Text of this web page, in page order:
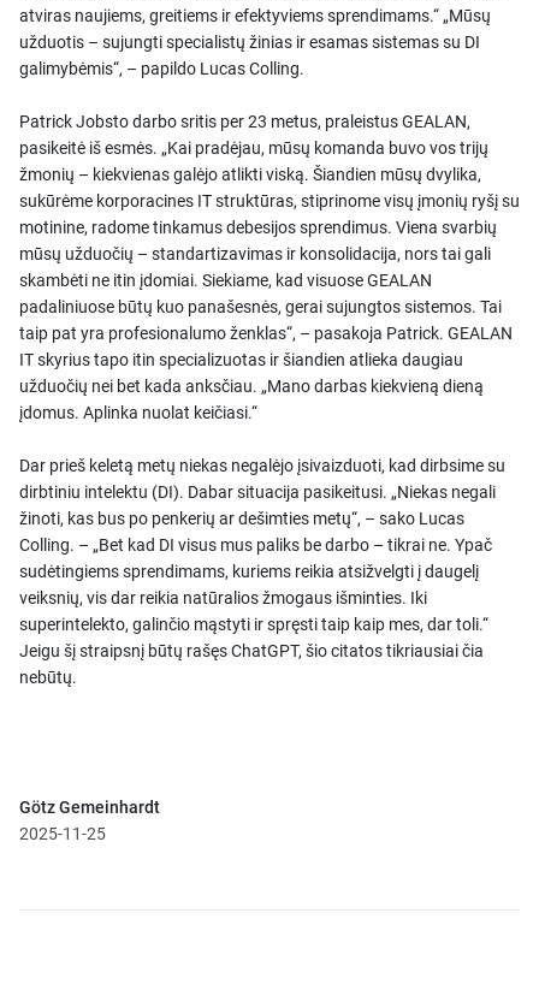
atviras naujiems, greitiems ir efektyviems sprendimams.“ „Mūsų
užduotis – sujungti specialistų žinias ir esamas sistemas su DI
galimybėmis“, – papildo Lucas Colling.
Patrick Jobsto darbo sritis per 23 metus, praleistus GEALAN,
pasikeitė iš esmės. „Kai pradėjau, mūsų komanda buvo vos trijų
žmonių – kiekvienas galėjo atlikti viską. Šiandien mūsų dvylika,
sukūrėme korporacines IT struktūras, stiprinome visų įmonių ryšį su
motinine, radome tinkamus debesijos sprendimus. Viena svarbių
mūsų užduočių – standartizavimas ir konsolidacija, nors tai gali
skambėti ne itin įdomiai. Siekiame, kad visuose GEALAN
padaliniuose būtų kuo panašesnės, gerai sujungtos sistemos. Tai
taip pat yra profesionalumo ženklas“, – pasakoja Patrick. GEALAN
IT skyrius tapo itin specializuotas ir šiandien atlieka daugiau
užduočių nei bet kada anksčiau. „Mano darbas kiekvieną dieną
įdomus. Aplinka nuolat keičiasi.“
Dar prieš keletą metų niekas negalėjo įsivaizduoti, kad dirbsime su
dirbtiniu intelektu (DI). Dabar situacija pasikeitusi. „Niekas negali
žinoti, kas bus po penkerių ar dešimties metų“, – sako Lucas
Colling. – „Bet kad DI visus mus paliks be darbo – tikrai ne. Ypač
sudėtingiems sprendimams, kuriems reikia atsižvelgti į daugelį
veiksnių, vis dar reikia natūralios žmogaus išminties. Iki
superintelekto, galinčio mąstyti ir spręsti taip kaip mes, dar toli.“
Jeigu šį straipsnį būtų rašęs ChatGPT, šio citatos tikriausiai čia
nebūtų.
Götz Gemeinhardt
2025-11-25